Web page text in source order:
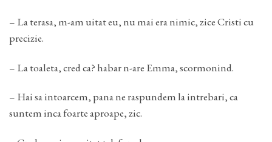
– La terasa, m-am uitat eu, nu mai era nimic, zice Cristi cu
precizie.
– La toaleta, cred ca? habar n-are Emma, scormonind.
– Hai sa intoarcem, pana ne raspundem la intrebari, ca
suntem inca foarte aproape, zic.